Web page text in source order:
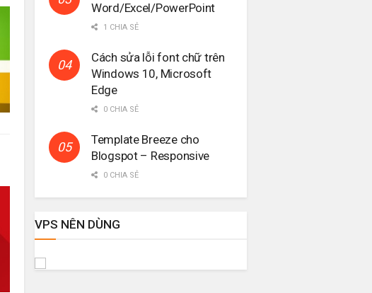
Word/Excel/PowerPoint
1 CHIA SẺ
Cách sửa lỗi font chữ trên
Windows 10, Microsoft
Edge
0 CHIA SẺ
Template Breeze cho
Blogspot – Responsive
0 CHIA SẺ
VPS NÊN DÙNG